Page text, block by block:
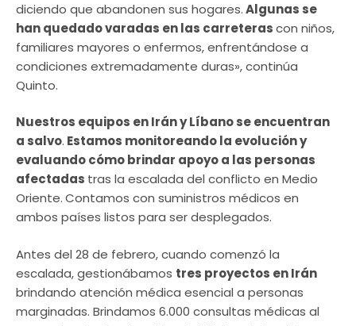
diciendo que abandonen sus hogares.Algunas se
han quedado varadas en las carreterascon niños,
familiares mayores o enfermos, enfrentándose a
condiciones extremadamente duras», continúa
Quinto.
Nuestros equipos en Irán y Líbano se encuentran
a salvo. Estamos monitoreando la evolución y
evaluando cómo brindar apoyo a las personas
afectadas tras la escalada del conflicto en Medio
Oriente.Contamos con suministros médicos en
ambos países listos para ser desplegados.
Antes del 28 de febrero, cuando comenzó la
escalada, gestionábamos tres proyectos en Irán
brindando atención médica esencial a personas
marginadas. Brindamos 6.000 consultas médicas al